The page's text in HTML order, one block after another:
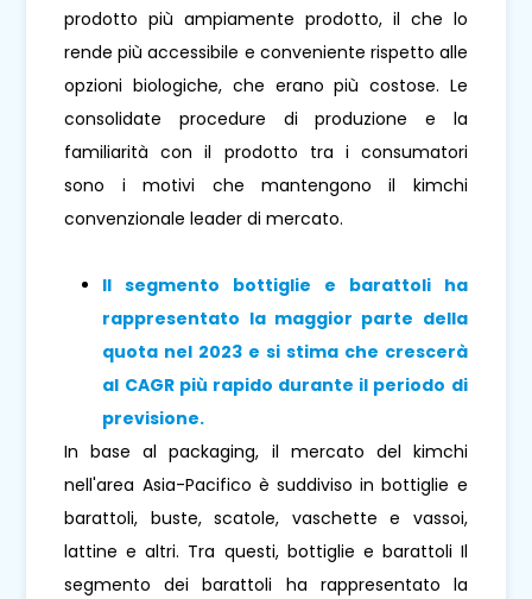
prodotto più ampiamente prodotto, il che lo
rende più accessibile e conveniente rispetto alle
opzioni biologiche, che erano più costose. Le
consolidate procedure di produzione e la
familiarità con il prodotto tra i consumatori
sono i motivi che mantengono il kimchi
convenzionale leader di mercato.
Il segmento bottiglie e barattoli ha
rappresentato la maggior parte della
quota nel 2023 e si stima che crescerà
al CAGR più rapido durante il periodo di
previsione.
In base al packaging, il mercato del kimchi
nell'area Asia-Pacifico è suddiviso in bottiglie e
barattoli, buste, scatole, vaschette e vassoi,
lattine e altri. Tra questi, bottiglie e barattoli Il
segmento dei barattoli ha rappresentato la